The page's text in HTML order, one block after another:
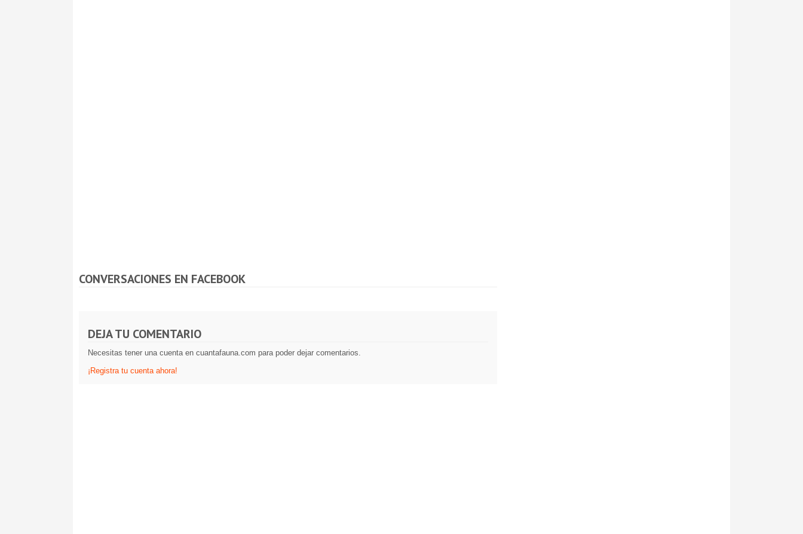
CONVERSACIONES EN FACEBOOK
DEJA TU COMENTARIO
Necesitas tener una cuenta en cuantafauna.com para poder dejar comentarios.
¡Registra tu cuenta ahora!